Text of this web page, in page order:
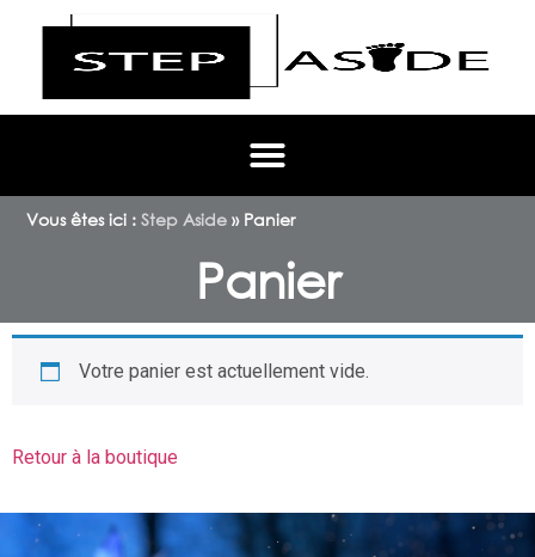
Vous êtes ici : Step Aside » Panier
Panier
Votre panier est actuellement vide.
Retour à la boutique